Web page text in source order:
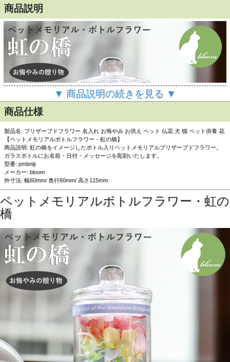
商品説明
▼ 商品説明の続きを見る ▼
商品仕様
製品名: プリザーブドフラワー 名入れ お悔やみ お供え ペット 仏花 犬 猫 ペット供養 花
【ペットメモリアルボトルフラワー・虹の橋】
商品説明: 虹の橋をイメージしたボトル入りペットメモリアルプリザーブドフラワー。
ガラスボトルにお名前・日付・メッセージを彫刻いたします。
型番: pmbniji
メーカー: bloom
外寸法: 幅60mm/ 奥行60mm/ 高さ115mm
ペットメモリアルボトルフラワー・虹の
橋